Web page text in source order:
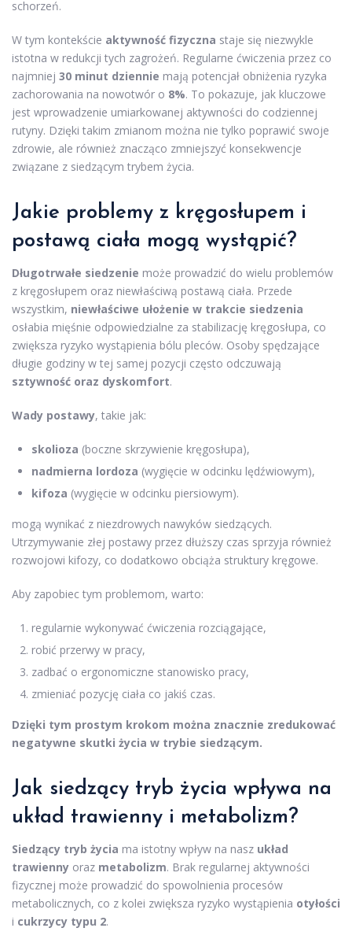
schorzeń.
W tym kontekście aktywność fizyczna staje się niezwykle
istotna w redukcji tych zagrożeń. Regularne ćwiczenia przez co
najmniej 30 minut dziennie mają potencjał obniżenia ryzyka
zachorowania na nowotwór o 8%. To pokazuje, jak kluczowe
jest wprowadzenie umiarkowanej aktywności do codziennej
rutyny. Dzięki takim zmianom można nie tylko poprawić swoje
zdrowie, ale również znacząco zmniejszyć konsekwencje
związane z siedzącym trybem życia.
Jakie problemy z kręgosłupem i
postawą ciała mogą wystąpić?
Długotrwałe siedzenie może prowadzić do wielu problemów
z kręgosłupem oraz niewłaściwą postawą ciała. Przede
wszystkim, niewłaściwe ułożenie w trakcie siedzenia
osłabia mięśnie odpowiedzialne za stabilizację kręgosłupa, co
zwiększa ryzyko wystąpienia bólu pleców. Osoby spędzające
długie godziny w tej samej pozycji często odczuwają
sztywność oraz dyskomfort.
Wady postawy, takie jak:
skolioza (boczne skrzywienie kręgosłupa),
nadmierna lordoza (wygięcie w odcinku lędźwiowym),
kifoza (wygięcie w odcinku piersiowym).
mogą wynikać z niezdrowych nawyków siedzących.
Utrzymywanie złej postawy przez dłuższy czas sprzyja również
rozwojowi kifozy, co dodatkowo obciąża struktury kręgowe.
Aby zapobiec tym problemom, warto:
regularnie wykonywać ćwiczenia rozciągające,
robić przerwy w pracy,
zadbać o ergonomiczne stanowisko pracy,
zmieniać pozycję ciała co jakiś czas.
Dzięki tym prostym krokom można znacznie zredukować
negatywne skutki życia w trybie siedzącym.
Jak siedzący tryb życia wpływa na
układ trawienny i metabolizm?
Siedzący tryb życia ma istotny wpływ na nasz układ
trawienny oraz metabolizm. Brak regularnej aktywności
fizycznej może prowadzić do spowolnienia procesów
metabolicznych, co z kolei zwiększa ryzyko wystąpienia otyłości
i cukrzycy typu 2.